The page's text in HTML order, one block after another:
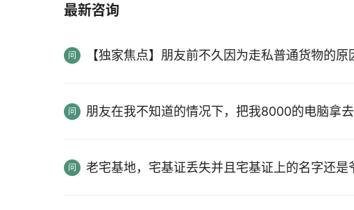
最新咨询
【独家焦点】朋友前不久因为走私普通货物的
朋友在我不知道的情况下，把我8000的电脑拿去
老宅基地，宅基证丢失并且宅基证上的名字还